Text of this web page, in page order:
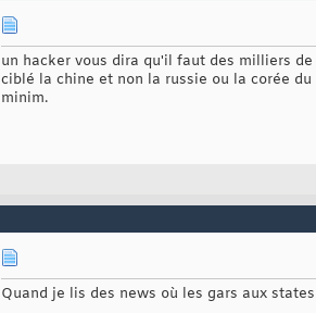
un hacker vous dira qu'il faut des milliers
ciblé la chine et non la russie ou la corée
minim.
Quand je lis des news où les gars aux